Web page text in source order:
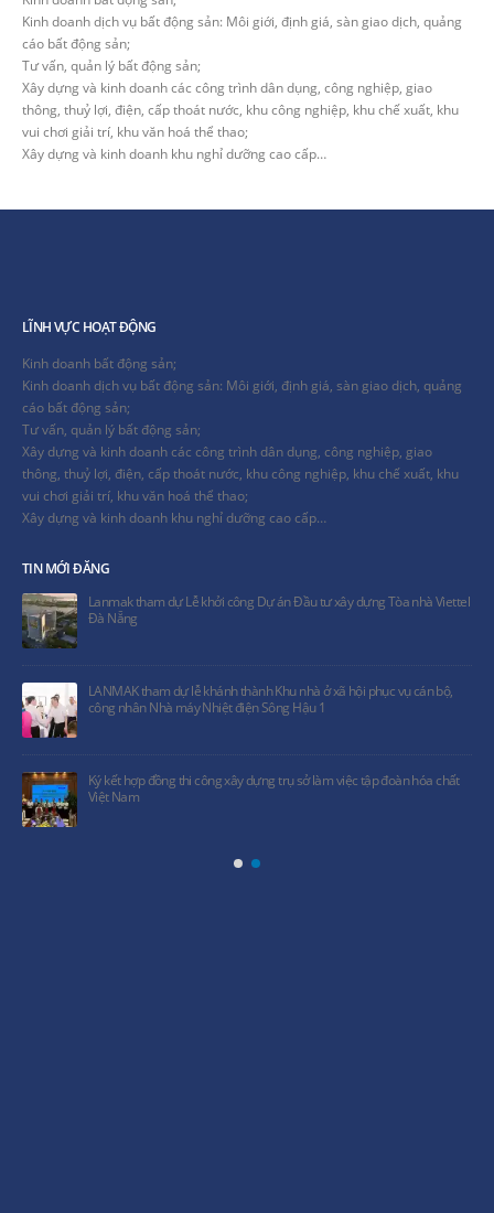
Kinh doanh dịch vụ bất động sản: Môi giới, định giá, sàn giao dịch, quảng
cáo bất động sản;
Tư vấn, quản lý bất động sản;
Xây dựng và kinh doanh các công trình dân dụng, công nghiệp, giao
thông, thuỷ lợi, điện, cấp thoát nước, khu công nghiệp, khu chế xuất, khu
vui chơi giải trí, khu văn hoá thể thao;
Xây dựng và kinh doanh khu nghỉ dưỡng cao cấp…
LĨNH VỰC HOẠT ĐỘNG
Kinh doanh bất động sản;
Kinh doanh dịch vụ bất động sản: Môi giới, định giá, sàn giao dịch, quảng
cáo bất động sản;
Tư vấn, quản lý bất động sản;
Xây dựng và kinh doanh các công trình dân dụng, công nghiệp, giao
thông, thuỷ lợi, điện, cấp thoát nước, khu công nghiệp, khu chế xuất, khu
vui chơi giải trí, khu văn hoá thể thao;
Xây dựng và kinh doanh khu nghỉ dưỡng cao cấp…
TIN MỚI ĐĂNG
Lanmak tham dự Lễ khởi công Dự án Đầu tư xây dựng Tòa nhà Viettel
Đà Nẵng
LANMAK tham dự lễ khánh thành Khu nhà ở xã hội phục vụ cán bộ,
công nhân Nhà máy Nhiệt điện Sông Hậu 1
Ký kết hợp đồng thi công xây dựng trụ sở làm việc tập đoàn hóa chất
Việt Nam